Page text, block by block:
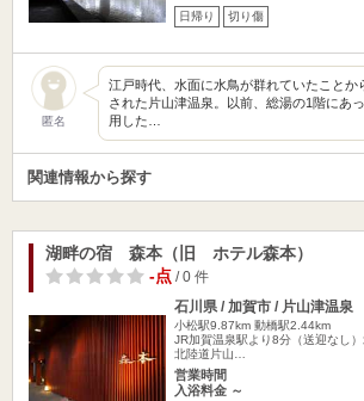
日帰り 切り傷
匿名
江戸時代、水面に水鳥が群れていたことか
された片山津温泉。以前、総湯の1階にあ
用した…
関連情報から探す
湖畔の宿 森本（旧 ホテル森本）
-点/ 0 件
石川県 / 加賀市 / 片山津温泉
小松駅9.87km 動橋駅2.44km
JR加賀温泉駅より8分（送迎なし
北陸道片山…
営業時間
入浴料金 ～